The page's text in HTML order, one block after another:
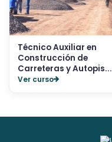
Técnico Auxiliar en
Construcción de
Carreteras y Autopis...
Ver curso